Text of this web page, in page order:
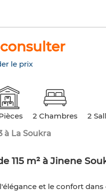
le prix
2 Chambres
2
à La Soukra
115 m² à Jinene
et le confort dans